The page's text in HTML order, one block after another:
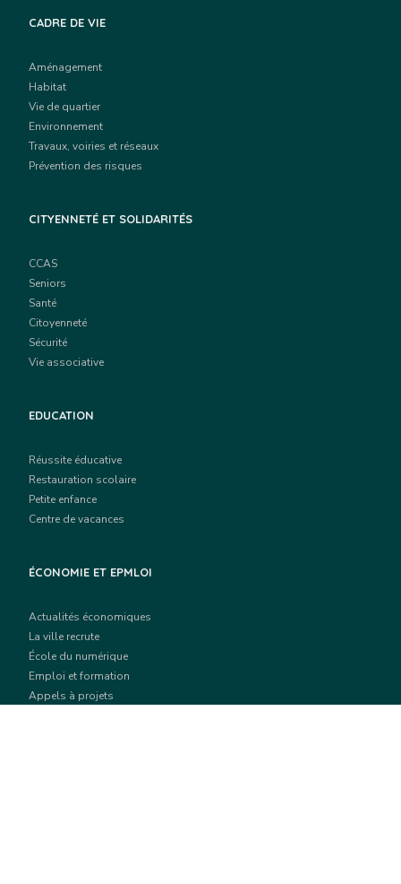
CADRE DE VIE
Aménagement
Habitat
Vie de quartier
Environnement
Travaux, voiries et réseaux
Prévention des risques
CITYENNETÉ ET SOLIDARITÉS
CCAS
Seniors
Santé
Citoyenneté
Sécurité
Vie associative
EDUCATION
Réussite éducative
Restauration scolaire
Petite enfance
Centre de vacances
ÉCONOMIE ET EPMLOI
Actualités économiques
La ville recrute
École du numérique
Emploi et formation
Appels à projets